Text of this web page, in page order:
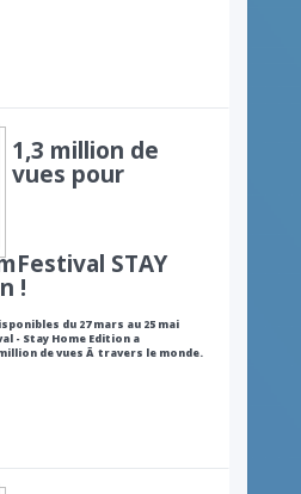
1,3 million de
vues pour
STAY
!
du 27 mars au 25 mai
- Stay Home Edition a
de vues Ã travers le monde.